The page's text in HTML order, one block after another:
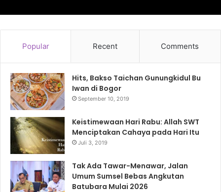
Popular Recent Comments
Hits, Bakso Taichan Gunungkidul Bu
Iwan di Bogor
September 10, 2019
Keistimewaan Hari Rabu: Allah SWT
Menciptakan Cahaya pada Hari Itu
Juli 3, 2019
Tak Ada Tawar-Menawar, Jalan
Umum Sumsel Bebas Angkutan
Batubara Mulai 2026